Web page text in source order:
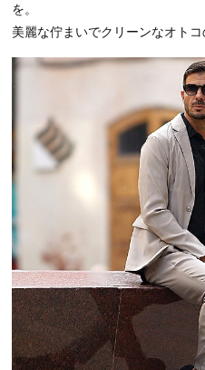
を。
美麗な佇まいでクリーンなオトコ